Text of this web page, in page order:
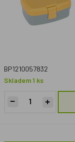
BP1210057832
Skladem 1 ks